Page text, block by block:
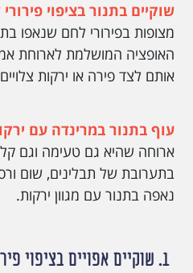
שוקיים בתנור בציפוי
מצופות בפירורי לחם שנאפו
האופציה המושלמת לארוחת
אותם לצד פירה או ירקות
עוף בתנור במרינדה עם
ארוחה שהיא גם טעימה וגם
בתערובת של תבלינים, שום
נאפה בתנור עם מגוון ירקות.
1. שוקיים אפויים בציפוי